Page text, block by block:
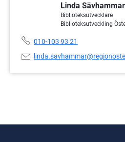
Linda Sävhammar
Biblioteksutvecklare
Biblioteksutveckling
Telefonnummer:
010-103 93 21
E-